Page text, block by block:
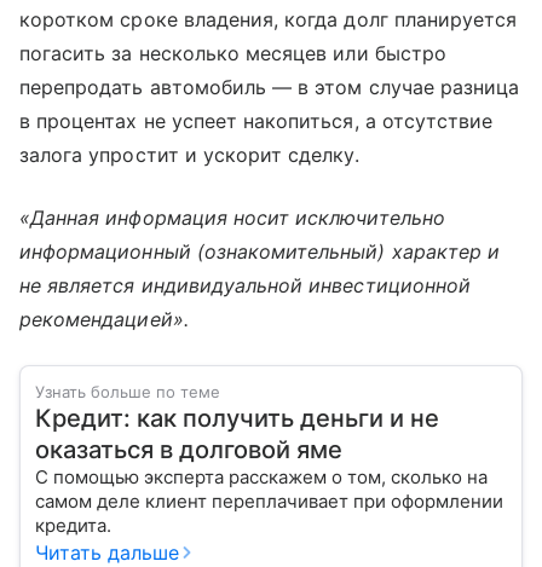
коротком сроке владения, когда долг планируется
погасить за несколько месяцев или быстро
перепродать автомобиль — в этом случае разница
в процентах не успеет накопиться, а отсутствие
залога упростит и ускорит сделку.
«Данная информация носит исключительно
информационный (ознакомительный) характер и
не является индивидуальной инвестиционной
рекомендацией».
Узнать больше по теме
Кредит: как получить деньги и не
оказаться в долговой яме
С помощью эксперта расскажем о том, сколько на
самом деле клиент переплачивает при оформлении
кредита.
Читать дальше